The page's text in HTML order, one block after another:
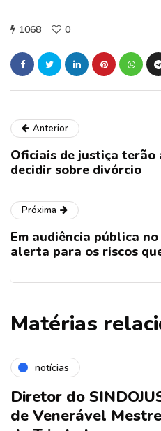
1068 0
Anterior
Oficiais de justiça terão
decidir sobre divórcio
Próxima
Em audiência pública
alerta para os riscos
Matérias
notícias
Diretor do
de Venerável